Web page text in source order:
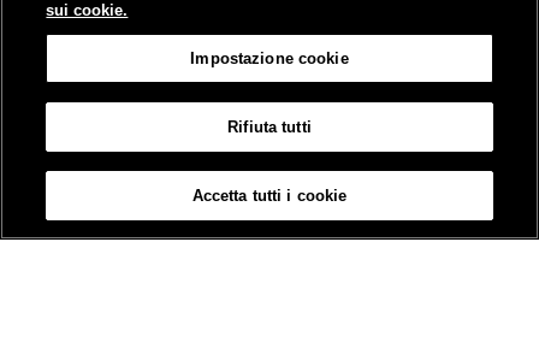
Protezione dati
Informativa sui Cookies Partita Iva 01008081000
sui cookie.
Impostazione cookie
Rifiuta tutti
Accetta tutti i cookie